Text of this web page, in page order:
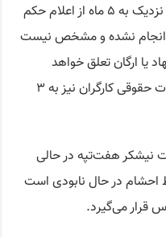
خود برگرداند. با این حال و با گذشت نزدیک به ۵ ماه از اعلام حکم
انجام نشده و مشخص نیست
یا ارگان تعلق خواهد
گرفت، بلکه تعویق در پرداخت مطالبات حقوقی کارگران نیز به ۳
نیشکر هفت‌تپه در حالی
احشام در حال نابودی است
قرار می‌گیرد.